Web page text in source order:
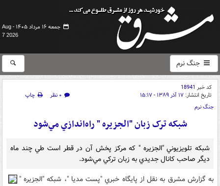
جمعه ۱۶ مرداد ۱۴۰۵ -
Aug
7 2026
جنگ نرم
کد خبر 18941
تاریخ انتشار: ۱۷ آذر ۱۳۸۹ - ۱۵:۱۷ ۰ نظر
چاپ
جنگ نرم
شبکه ترک زبان "الجزيره " راه‌اندازي مي‌‌شود
شبکه تلويزيوني "الجزيره " که مرکز پخش آن در قطر است طي چند ماه
ديگر صاحب کانال جديدي به زبان ترکي مي‌شود.
به گزارش مشرق به نقل از پايگاه خبري "پست مديا "، شبکه "الجزيره "